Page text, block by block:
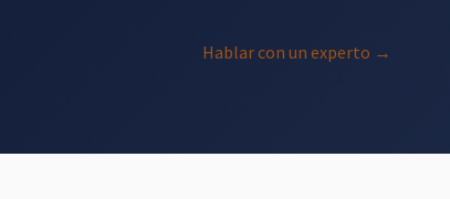
Hablar con un experto →